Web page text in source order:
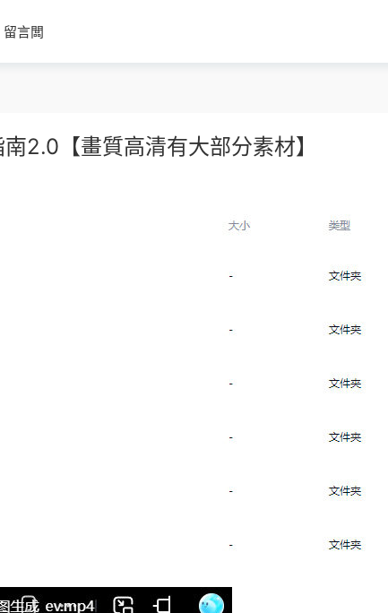
留言闆
2.0【畫質高清有大部分素材】